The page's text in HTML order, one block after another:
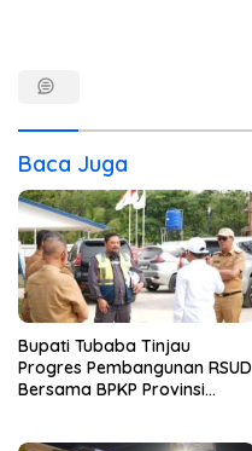
Baca Juga
Bupati Tubaba Tinjau
Progres Pembangunan RSUD
Bersama BPKP Provinsi